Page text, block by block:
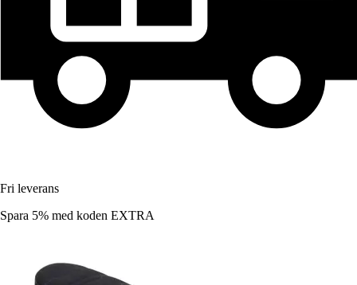
Fri leverans
Spara 5% med koden EXTRA